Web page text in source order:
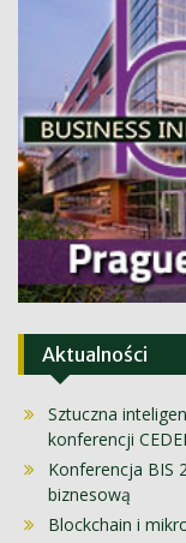
Aktualności
Sztuczna
konferencji
Konferencja BIS
biznesową
Blockchain i